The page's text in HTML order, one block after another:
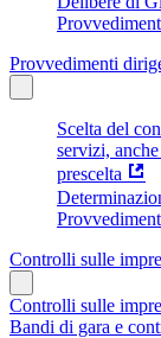
Provvedimenti
Scelta del
servizi,
prescelta
Controlli sulle
Controlli sulle
Bandi di gara e